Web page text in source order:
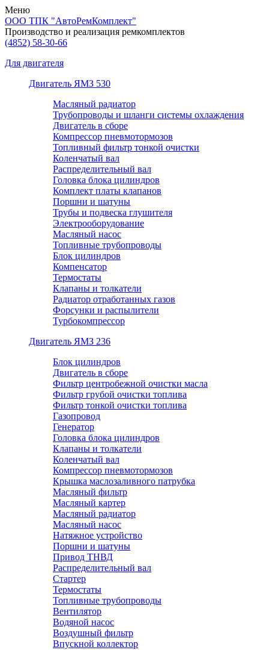
Меню
ООО ТПК "АвтоРемКомплект"
Производство и реализация ремкомплектов
(4852) 58-30-66
Для двигателя
Двигатель ЯМЗ 530
Масляный радиатор
Трубопроводы и шланги системы охлаждения
Двигатель в сборе
Компрессор пневмотормозов
Топливный фильтр тонкой очистки
Коленчатый вал
Распределительный вал
Головка блока цилиндров
Комплект платы клапанов
Поршни и шатуны
Трубы и подвеска глушителя
Электрооборудование
Масляный насос
Топливные трубопроводы
Блок цилиндров
Компенсатор
Термостаты
Клапаны и толкатели
Радиатор отработанных газов
Форсунки и распылители
Турбокомпрессор
Двигатель ЯМЗ 236
Блок цилиндров
Двигатель в сборе
Фильтр центробежной очистки масла
Фильтр грубой очистки топлива
Фильтр тонкой очистки топлива
Газопровод
Генератор
Головка блока цилиндров
Клапаны и толкатели
Коленчатый вал
Компрессор пневмотормозов
Крышка маслозаливного патрубка
Масляный фильтр
Масляный картер
Масляный радиатор
Масляный насос
Натяжное устройство
Поршни и шатуны
Привод ТНВД
Распределительный вал
Стартер
Термостаты
Топливные трубопроводы
Вентилятор
Водяной насос
Воздушный фильтр
Впускной коллектор